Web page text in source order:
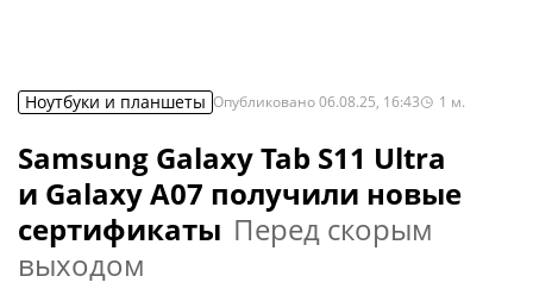
Ноутбуки и планшеты Опубликовано06.08.25, 16:43 1 м.
Samsung Galaxy Tab S11 Ultra
и Galaxy A07 получили новые
сертификаты Перед скорым
выходом